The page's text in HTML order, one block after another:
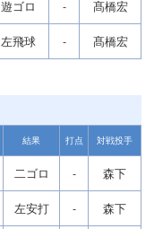
遊ゴロ - 髙橋宏
左飛球 - 髙橋宏
結果 打点 対戦投手
二ゴロ - 森下
左安打 - 森下